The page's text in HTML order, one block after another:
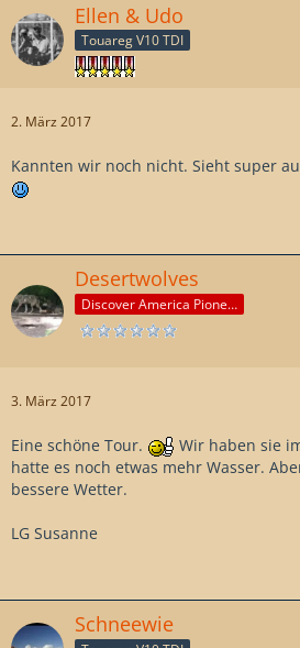
Ellen & Udo
Touareg V10 TDI
2. März 2017
Kannten wir noch nicht. Sieht super
Desertwolves
Discover America Pioneer
3. März 2017
Eine schöne Tour.
Wir haben sie
hatte es noch etwas mehr Wasser.
bessere Wetter.
LG Susanne
Schneewie